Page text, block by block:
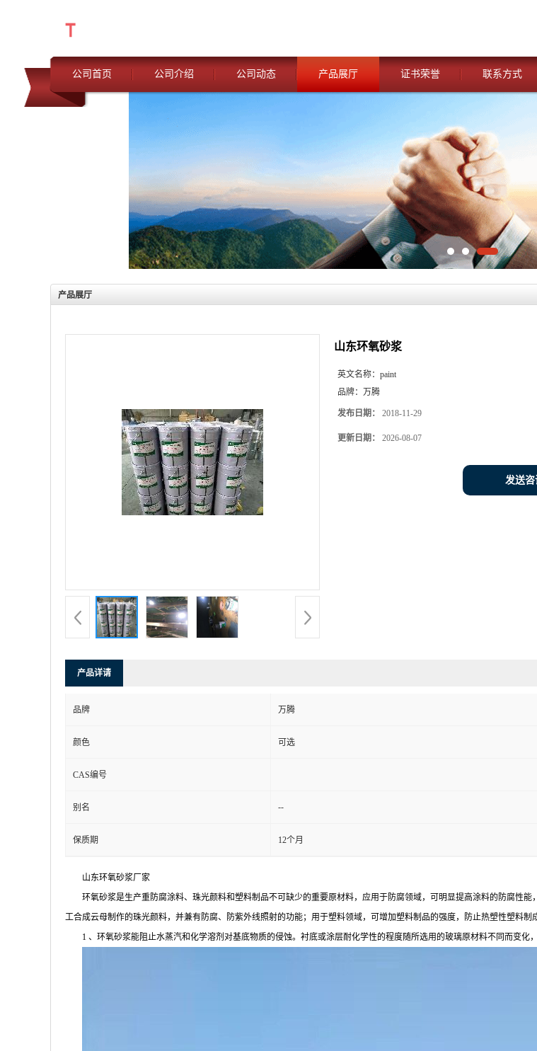
公司首页 公司介绍 公司动态 产品展厅 证书荣誉 联系方式
产品展厅
山东环氧砂浆
英文名称： paint
品牌： 万腾
发布日期： 2018-11-29
更新日期： 2026-08-07
发送
产品详请
品牌 万腾
颜色 可选
CAS编号
别名 --
保质期 12个月
山东环氧砂浆厂家
环氧砂浆是生产重防腐涂料、珠光颜料和塑料制品不可缺少的重要原材料，应用于防腐领域，可明显提高涂料的防腐性
工合成云母制作的珠光颜料，并兼有防腐、防紫外线照射的功能；用于塑料领域，可增加塑料制品的强度，防止热塑性塑料制
1 、环氧砂浆能阻止水蒸汽和化学溶剂对基底物质的侵蚀。衬底或涂层耐化学性的程度随所选用的玻璃原材料不同而变化